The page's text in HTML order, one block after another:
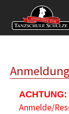
Anmeldung
ACHTUNG:
Anmelde/